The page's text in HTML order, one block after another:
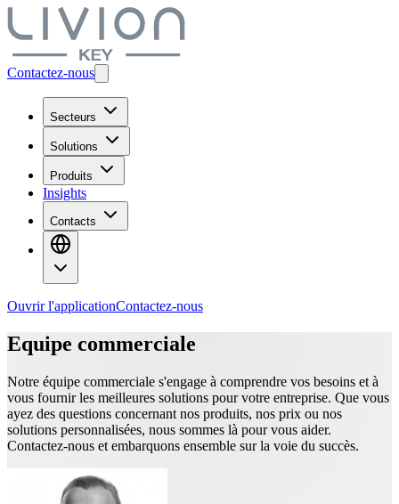
Contactez-nous
Secteurs
Solutions
Produits
Insights
Contacts
Ouvrir l'applicationContactez-nous
Equipe commerciale
Notre équipe commerciale s'engage à comprendre vos besoins et à
vous fournir les meilleures solutions pour votre entreprise. Que vous
ayez des questions concernant nos produits, nos prix ou nos
solutions personnalisées, nous sommes là pour vous aider.
Contactez-nous et embarquons ensemble sur la voie du succès.